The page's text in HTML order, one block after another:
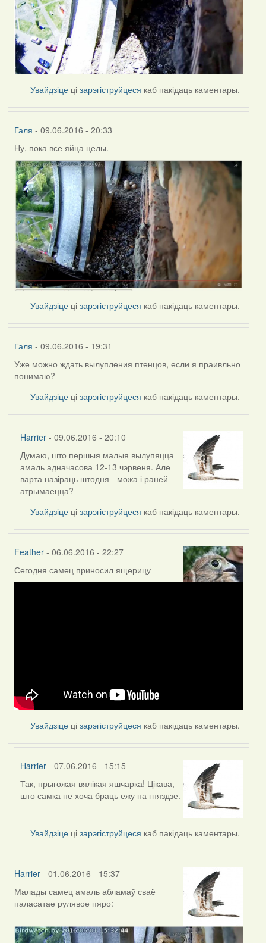
Увайдзіце цізарэгіструйцеся каб пакідаць каментары.
Галя - 09.06.2016 - 20:33
Ну, пока все яйца целы.
Увайдзіце цізарэгіструйцеся каб пакідаць каментары.
Галя - 09.06.2016 - 19:31
Уже можно ждать вылупления птенцов, если я праивльно
понимаю?
Увайдзіце цізарэгіструйцеся каб пакідаць каментары.
Harrier - 09.06.2016 - 20:10
In
reply
to
by
Галя
Думаю, што першыя малыя вылупяцца
амаль адначасова 12-13 чэрвеня. Але
варта назіраць штодня - можа і раней
атрымаецца?
Увайдзіце цізарэгіструйцеся каб пакідаць каментары.
Feather- 06.06.2016 - 22:27
Сегодня самец приносил ящерицу
Увайдзіце цізарэгіструйцеся каб пакідаць каментары.
Harrier - 07.06.2016 - 15:15
In
reply
Feather
Так, прыгожая вялікая яшчарка! Цікава,
што самка не хоча браць ежу на гняздзе.
Увайдзіце цізарэгіструйцеся каб пакідаць каментары.
Harrier- 01.06.2016 - 15:37
Малады самец амаль абламаў сваё
паласатае рулявое пяро: